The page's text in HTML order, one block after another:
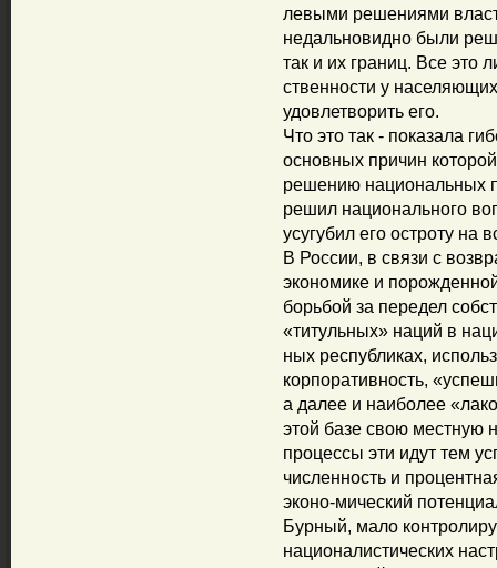
левыми решениями
недальновидно были
так и их границ. Все это
ственности у
удовлетворить его.
Что это так - показала
основных причин
решению национальных
решил национального
усугубил его остроту
В России, в связи с
экономике и
борьбой за передел
«титульных» наций в
ных республиках,
корпоративность,
а далее и наиболее
этой базе свою местную
процессы эти идут тем
численность и
эконо-мический
Бурный, мало
националистических